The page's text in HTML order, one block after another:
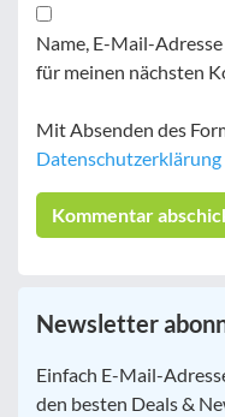
Name, E-Mail-
für meinen nächsten
Mit Absenden des
Datenschutzerklärung
Newsletter
E-
Mail *
Einfach E-Mail-
den besten Deals &